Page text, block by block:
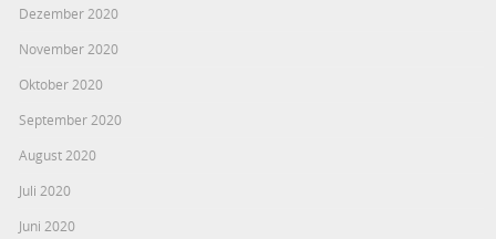
Dezember 2020
November 2020
Oktober 2020
September 2020
August 2020
Juli 2020
Juni 2020